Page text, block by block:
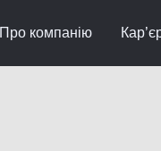
Про компанію